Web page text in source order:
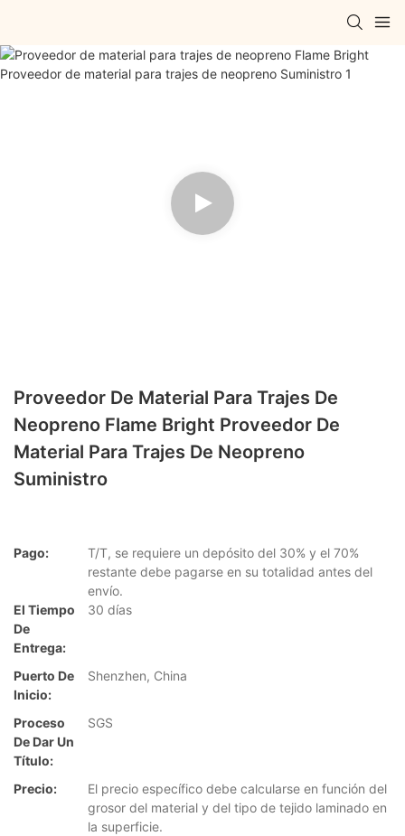
Proveedor De Material Para Trajes De
Neopreno Flame Bright Proveedor De
Material Para Trajes De Neopreno
Suministro
Pago:
T/T, se requiere un depósito del 30% y el 70%
restante debe pagarse en su totalidad antes del
envío.
El Tiempo
De
Entrega:
30 días
Puerto De
Inicio:
Shenzhen, China
Proceso
De Dar Un
Título:
SGS
Precio:
El precio específico debe calcularse en función del
grosor del material y del tipo de tejido laminado en
la superficie.